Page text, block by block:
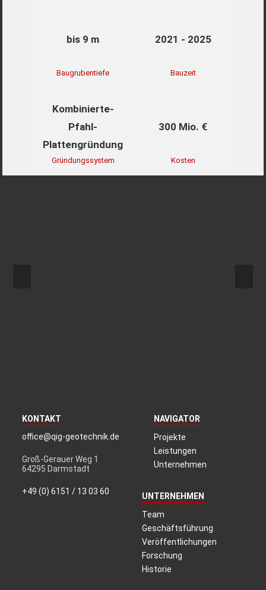
bis 9 m
Baugrubentiefe
2021 - 2025
Bauzeit
Kombinierte-
Pfahl-
Plattengründung
Gründungssystem
300 Mio. €
Kosten
KONTAKT
office@qig-geotechnik.de
Groß-Gerauer Weg 1
64295 Darmstadt
+49 (0) 6151 / 13 03 60
NAVIGATOR
Projekte
Leistungen
Unternehmen
UNTERNEHMEN
Team
Geschäftsführung
Veröffentlichungen
Forschung
Historie